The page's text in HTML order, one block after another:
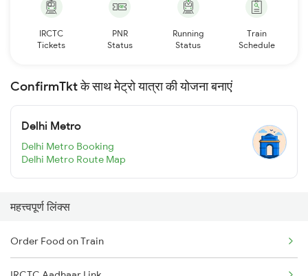
IRCTC
Tickets
PNR
Status
Running
Status
Train
Schedule
ConfirmTkt के साथ मेट्रो यात्रा की योजना बनाएं
Delhi Metro
Delhi Metro Booking
Delhi Metro Route Map
महत्त्वपूर्ण लिंक्स
Order Food on Train